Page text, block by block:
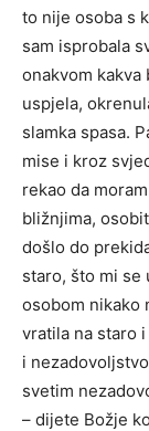
to nije osoba s
sam isprobala
onakvom kakva
uspjela,
slamka spasa.
mise i kroz
rekao da
bližnjima,
došlo do
staro, što mi se
osobom nikako
vratila na staro
i
svetim
– dijete Božje